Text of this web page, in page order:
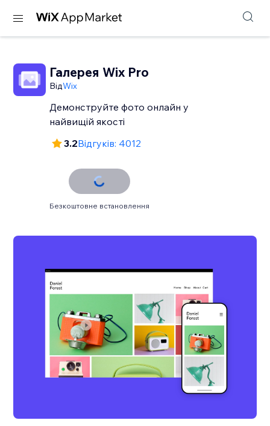
Галерея Wix Pro
ВідWix
Демонструйте фото онлайн у
найвищій якості
3.2Відгуків: 4012
Безкоштовне встановлення